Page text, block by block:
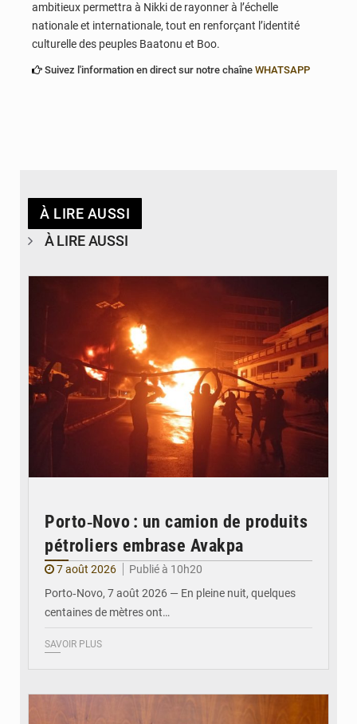
ambitieux permettra à Nikki de rayonner à l’échelle
nationale et internationale, tout en renforçant l’identité
culturelle des peuples Baatonu et Boo.
Suivez l'information en direct sur notre chaîne WHATSAPP
À LIRE AUSSI
À LIRE AUSSI
Porto‑Novo : un camion de produits
pétroliers embrase Avakpa
7 août 2026
Publié à 10h20
Porto‑Novo, 7 août 2026 — En pleine nuit, quelques
centaines de mètres ont…
SAVOIR PLUS